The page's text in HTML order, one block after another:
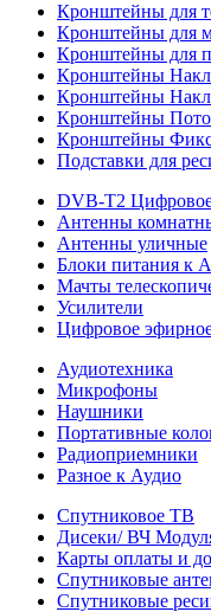
Кронштейны для
Кронштейны для
Кронштейны для
Кронштейны
Кронштейны
Кронштейны
Кронштейны
Подставки для
DVB-T2
Антенны
Антенны уличные
Блоки питания к
Мачты
Усилители
Цифровое
Аудиотехника
Микрофоны
Наушники
Портативные
Радиоприемники
Разное к Аудио
Спутниковое ТВ
Дисеки/ ВЧ
Карты оплаты и
Спутниковые
Спутниковые